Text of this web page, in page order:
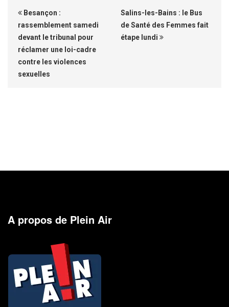
Besançon :
rassemblement samedi
devant le tribunal pour
réclamer une loi-cadre
contre les violences
sexuelles
Salins-les-Bains : le Bus
de Santé des Femmes fait
étape lundi
A propos de Plein Air